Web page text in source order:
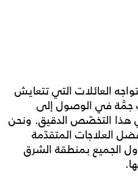
العائلات التي تتعايش
جمَّة في الوصول إلى
هذا التخصّص الدقيق. ونحن
العلاجات المتقدّمة
الجميع بمنطقة الشرق